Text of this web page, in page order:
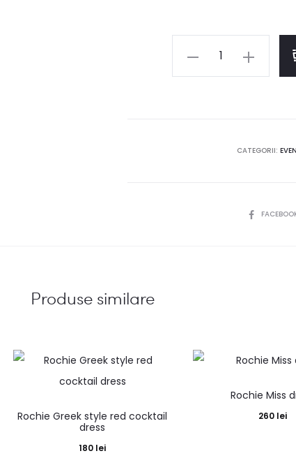
Cantitate
CATEGORII:
SHARE
Produse similare
Rochie Greek style red cocktail
dress
180 lei
Rochie Miss
260 lei